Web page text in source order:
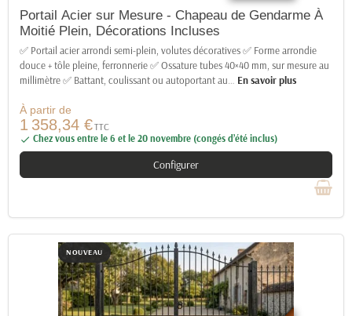
Portail Acier sur Mesure - Chapeau de Gendarme À
Moitié Plein, Décorations Incluses
✅ Portail acier arrondi semi-plein, volutes décoratives ✅ Forme arrondie
douce + tôle pleine, ferronnerie ✅ Ossature tubes 40×40 mm, sur mesure au
millimètre ✅ Battant, coulissant ou autoportant au… En savoir plus
À partir de
1 358,34 €TTC
 Chez vous entre le 6 et le 20 novembre (congés d’été inclus)
Configurer
NOUVEAU